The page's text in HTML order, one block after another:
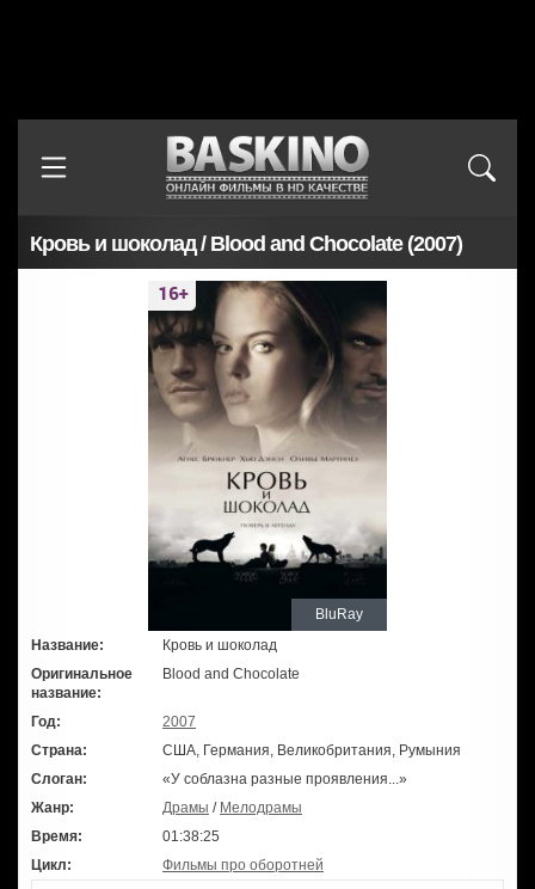
Кровь и шоколад / Blood and Chocolate (2007)
BluRay
Название:
Кровь и шоколад
Оригинальное
название:
Blood and Chocolate
Год:
2007
Страна:
США, Германия, Великобритания, Румыния
Слоган:
«У соблазна разные проявления...»
Жанр:
Драмы / Мелодрамы
Время:
01:38:25
Цикл:
Фильмы про оборотней